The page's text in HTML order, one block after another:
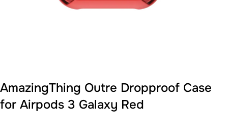
AmazingThing Outre Dropproof Case
for Airpods 3 Galaxy Red